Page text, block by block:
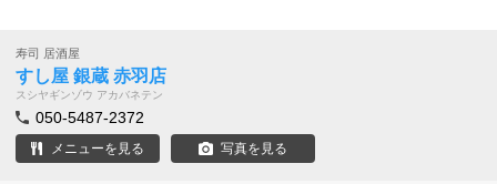
寿司 居酒屋
すし屋 銀蔵 赤羽店
スシヤギンゾウ アカバネテン
050-5487-2372
メニューを見る 写真を見る